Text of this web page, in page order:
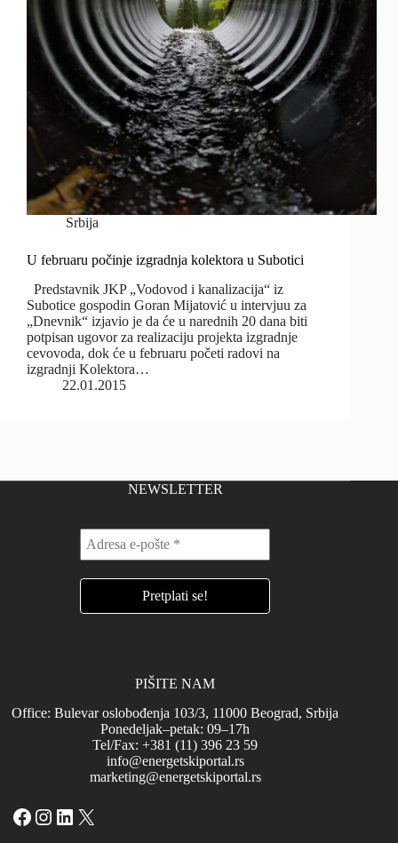
Srbija
U februaru počinje izgradnja kolektora u Subotici
Predstavnik JKP „Vodovod i kanalizacija“ iz
Subotice gospodin Goran Mijatović u intervjuu za
„Dnevnik“ izjavio je da će u narednih 20 dana biti
potpisan ugovor za realizaciju projekta izgradnje
cevovoda, dok će u februaru početi radovi na
izgradnji Kolektora…
22.01.2015
NEWSLETTER
PIŠITE NAM
Office: Bulevar oslobođenja 103/3, 11000 Beograd, Srbija
Ponedeljak–petak: 09–17h
Tel/Fax: +381 (11) 396 23 59
info@energetskiportal.rs
marketing@energetskiportal.rs
Facebook
Instagram
LinkedIn
X